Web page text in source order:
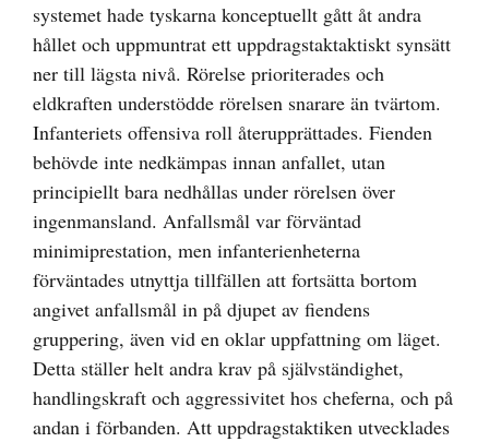
systemet hade tyskarna konceptuellt gått åt andra
hållet och uppmuntrat ett uppdragstaktaktiskt synsätt
ner till lägsta nivå. Rörelse prioriterades och
eldkraften understödde rörelsen snarare än tvärtom.
Infanteriets offensiva roll återupprättades. Fienden
behövde inte nedkämpas innan anfallet, utan
principiellt bara nedhållas under rörelsen över
ingenmansland. Anfallsmål var förväntad
minimiprestation, men infanterienheterna
förväntades utnyttja tillfällen att fortsätta bortom
angivet anfallsmål in på djupet av fiendens
gruppering, även vid en oklar uppfattning om läget.
Detta ställer helt andra krav på självständighet,
handlingskraft och aggressivitet hos cheferna, och på
andan i förbanden. Att uppdragstaktiken utvecklades